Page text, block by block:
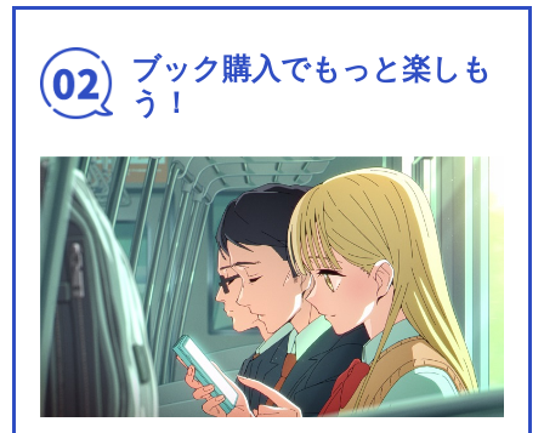
ブック購入でもっと楽しも
う！